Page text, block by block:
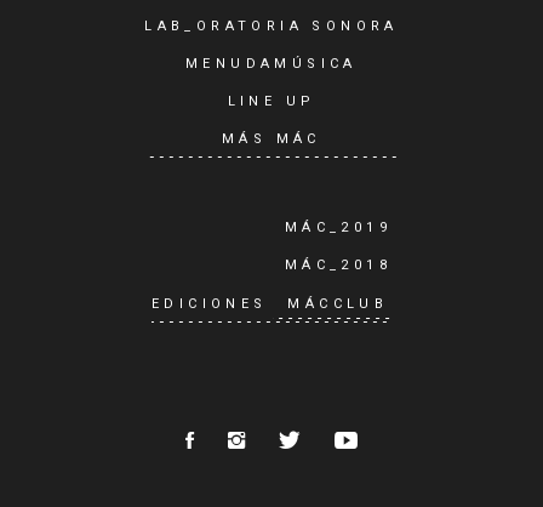
LAB_ORATORIA SONORA
MENUDAMÚSICA
LINE UP
MÁS MÁC
EDICIONES
MÁC_2019
MÁC_2018
MÁCCLUB